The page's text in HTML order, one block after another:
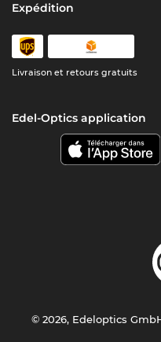
Expédition
Livraison et retours gratuits
Edel-Optics application
© 2026, Edeloptics